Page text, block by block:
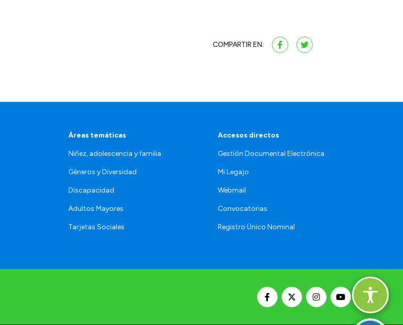
COMPARTIR EN:
Áreas temáticas
Niñez, adolescencia y familia
Géneros y Diversidad
Discapacidad
Adultos Mayores
Tarjetas Sociales
Accesos directos
Gestión Documental Electrónica
Mi Legajo
Webmail
Convocatorias
Registro Único Nominal